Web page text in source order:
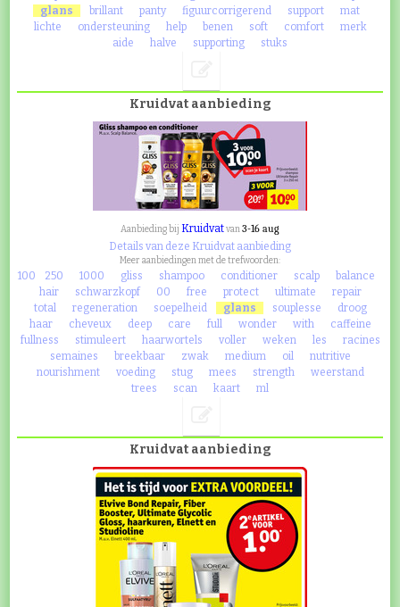
glans
brillant panty figuurcorrigerend support
mat
lichte
ondersteuning help benen soft comfort
merk
aide
halve supporting stuks
Kruidvat aanbieding
Aanbieding bij Kruidvatvan3-16 aug
Details van deze Kruidvat aanbieding
Meer aanbiedingen met de trefwoorden:
100 250 1000 gliss shampoo conditioner scalp
balance
hair
schwarzkopf 00 free protect ultimate
repair
total
regeneration soepelheid glans souplesse
droog
haar
cheveux deep care full wonder with
caffeine
fullness
stimuleert haarwortels voller weken les
racines
semaines
breekbaar zwak medium oil
nutritive
nourishment
voeding stug mees strength
weerstand
trees
scan kaart ml
Kruidvat aanbieding